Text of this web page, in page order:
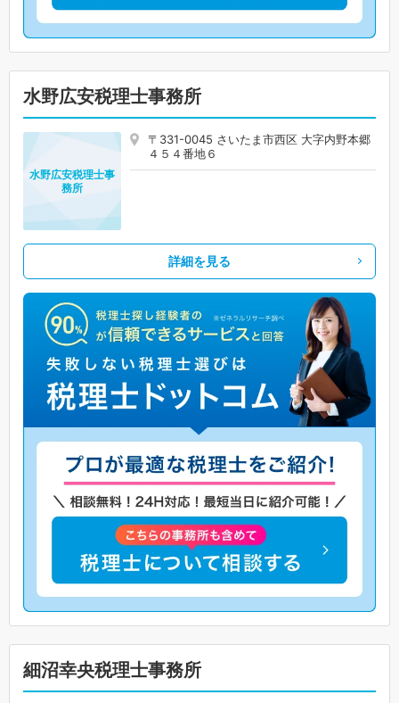
水野広安税理士事務所
〒331-0045 さいたま市西区 大字内野本郷
４５４番地６
水野広安税理士事
務所
詳細を見る
細沼幸央税理士事務所